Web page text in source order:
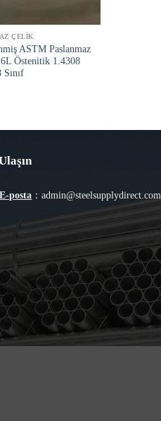
ÇELIK
ASTM Paslanmaz
Östenitik 1.4308
Sınıf
E-posta ：admin@steelsupplydirect.com